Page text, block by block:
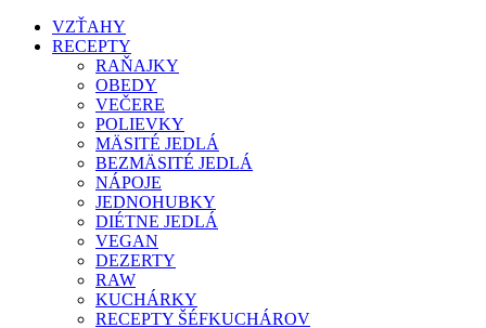
VZŤAHY
RECEPTY
RAŇAJKY
OBEDY
VEČERE
POLIEVKY
MÄSITÉ JEDLÁ
BEZMÄSITÉ JEDLÁ
NÁPOJE
JEDNOHUBKY
DIÉTNE JEDLÁ
VEGAN
DEZERTY
RAW
KUCHÁRKY
RECEPTY ŠÉFKUCHÁROV